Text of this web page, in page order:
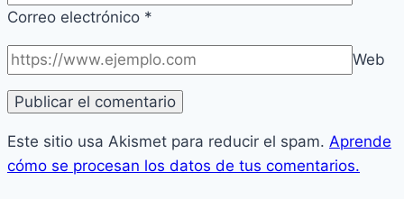
Correo electrónico *
Web
Este sitio usa Akismet para reducir el spam. Aprende
cómo se procesan los datos de tus comentarios.